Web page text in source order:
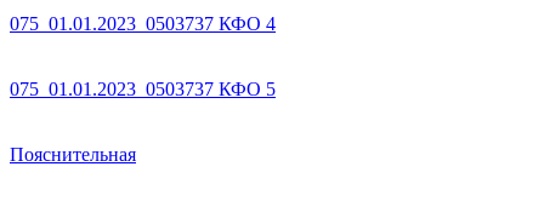
075_01.01.2023_0503737 КФО 4
075_01.01.2023_0503737 КФО 5
Пояснительная